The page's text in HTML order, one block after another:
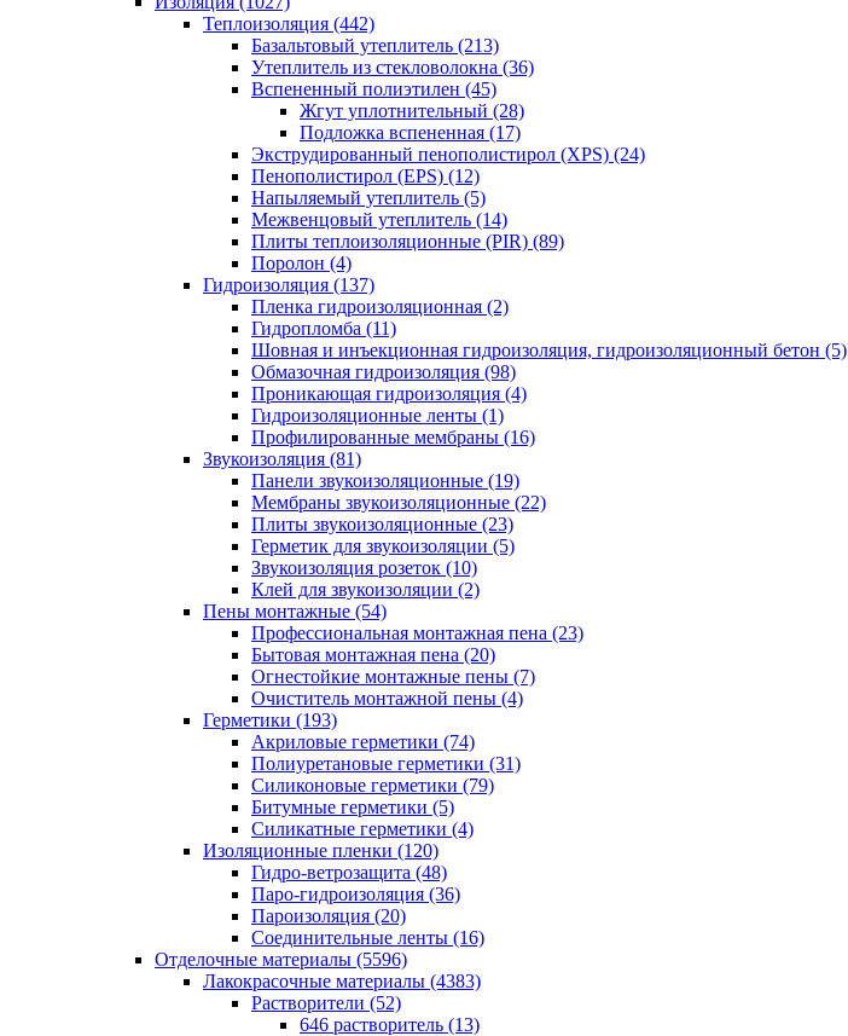
Теплоизоляция (442)
Базальтовый утеплитель (213)
Утеплитель из стекловолокна (36)
Вспененный полиэтилен (45)
Жгут уплотнительный (28)
Подложка вспененная (17)
Экструдированный пенополистирол (XPS) (24)
Пенополистирол (EPS) (12)
Напыляемый утеплитель (5)
Межвенцовый утеплитель (14)
Плиты теплоизоляционные (PIR) (89)
Поролон (4)
Гидроизоляция (137)
Пленка гидроизоляционная (2)
Гидропломба (11)
Шовная и инъекционная гидроизоляция, гидроизоляционный бетон (5)
Обмазочная гидроизоляция (98)
Проникающая гидроизоляция (4)
Гидроизоляционные ленты (1)
Профилированные мембраны (16)
Звукоизоляция (81)
Панели звукоизоляционные (19)
Мембраны звукоизоляционные (22)
Плиты звукоизоляционные (23)
Герметик для звукоизоляции (5)
Звукоизоляция розеток (10)
Клей для звукоизоляции (2)
Пены монтажные (54)
Профессиональная монтажная пена (23)
Бытовая монтажная пена (20)
Огнестойкие монтажные пены (7)
Очиститель монтажной пены (4)
Герметики (193)
Акриловые герметики (74)
Полиуретановые герметики (31)
Силиконовые герметики (79)
Битумные герметики (5)
Силикатные герметики (4)
Изоляционные пленки (120)
Гидро-ветрозащита (48)
Паро-гидроизоляция (36)
Пароизоляция (20)
Соединительные ленты (16)
Отделочные материалы (5596)
Лакокрасочные материалы (4383)
Растворители (52)
646 растворитель (13)